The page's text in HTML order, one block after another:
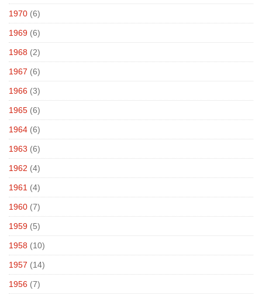
1970 (6)
1969 (6)
1968 (2)
1967 (6)
1966 (3)
1965 (6)
1964 (6)
1963 (6)
1962 (4)
1961 (4)
1960 (7)
1959 (5)
1958 (10)
1957 (14)
1956 (7)